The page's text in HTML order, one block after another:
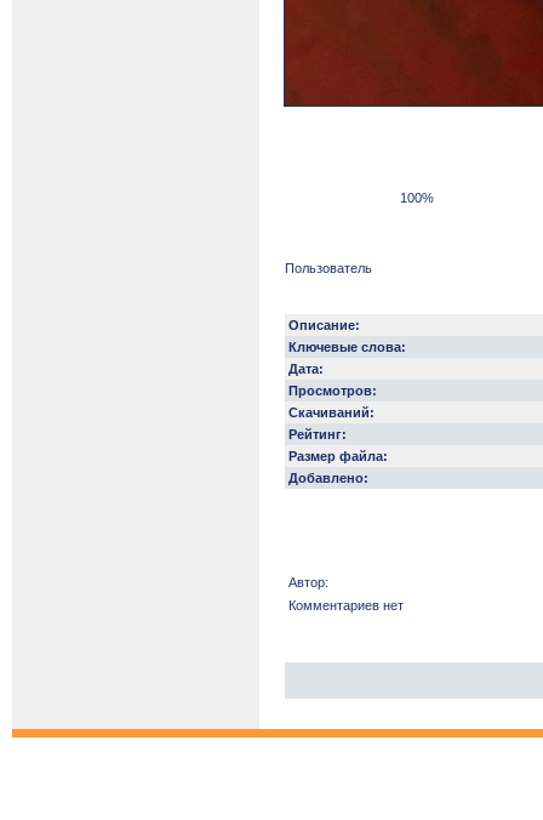
100%
Пользователь
Описание:
Ключевые слова:
Дата:
Просмотров:
Скачиваний:
Рейтинг:
Размер файла:
Добавлено:
Автор:
Комментариев нет